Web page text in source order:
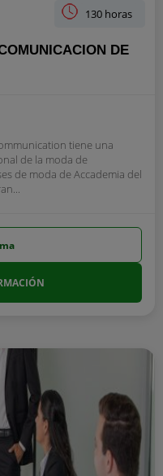
130 horas
DE
tiene una
de la moda de
de moda de Accademia del